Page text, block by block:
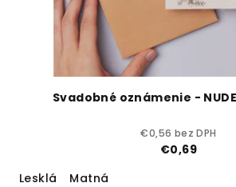
Svadobné oznámenie - NUDE
€0,56 bez DPH
€0,69
Lesklá
Matná